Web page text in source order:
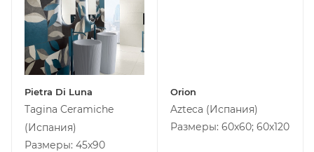
Pietra Di Luna
Tagina Ceramiche
(Испания)
Размеры: 45x90
Orion
Azteca (Испания)
Размеры: 60x60; 60х120